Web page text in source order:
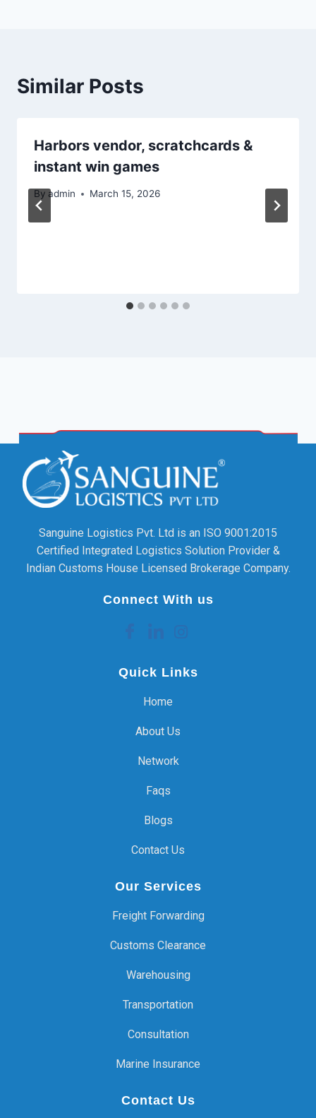
Similar Posts
Harbors vendor, scratchcards &
instant win games
By admin March 15, 2026
Sanguine Logistics Pvt. Ltd is an ISO 9001:2015
Certified Integrated Logistics Solution Provider &
Indian Customs House Licensed Brokerage Company.
Connect With us
Quick Links
Home
About Us
Network
Faqs
Blogs
Contact Us
Our Services
Freight Forwarding
Customs Clearance
Warehousing
Transportation
Consultation
Marine Insurance
Contact Us